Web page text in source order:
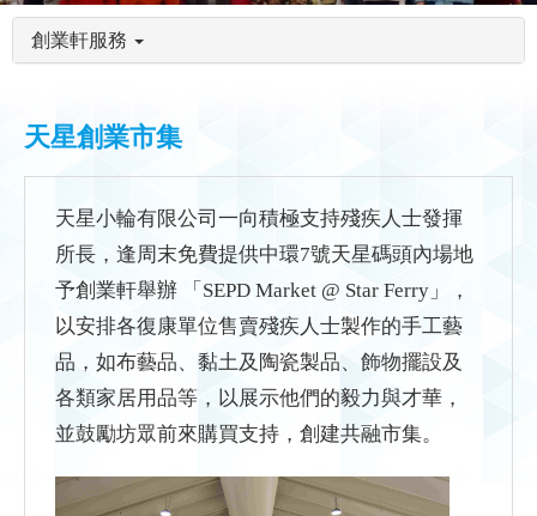
創業軒服務
天星創業市集
天星小輪有限公司一向積極支持殘疾人士發揮
所長，逢周末免費提供中環7號天星碼頭內場地
予創業軒舉辦 「SEPD Market @ Star Ferry」，
以安排各復康單位售賣殘疾人士製作的手工藝
品，如布藝品、黏土及陶瓷製品、飾物擺設及
各類家居用品等，以展示他們的毅力與才華，
並鼓勵坊眾前來購買支持，創建共融市集。